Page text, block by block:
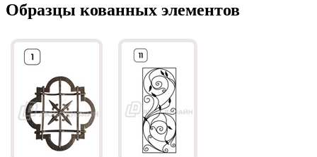
БУК БАВАРИЯ
C43 C44
Образцы кованных элементов